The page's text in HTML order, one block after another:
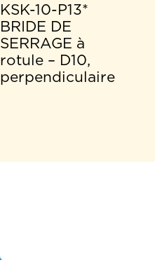
KSK-10-P13*
BRIDE DE
SERRAGE à
rotule – D10,
perpendiculaire